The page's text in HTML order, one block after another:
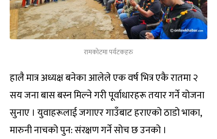
रामकोटमा पर्यटकहरु
हालै मात्र अध्यक्ष बनेका आलेले एक वर्ष भित्र एकै रातमा २
सय जना बास बस्न मिल्ने गरी पूर्वाधारहरू तयार गर्ने योजना
सुनाए । युवाहरूलाई जगाएर गाउँबाट हराएको ठाडो भाका,
मारुनी नाचको पुन: संरक्षण गर्ने सोच छ उनको ।